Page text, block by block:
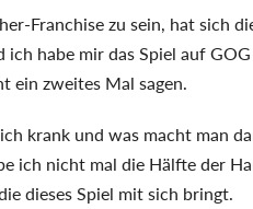
Franchise zu sein, hat sich
habe mir das Spiel auf
ein zweites Mal sagen.
krank und was macht man
ich nicht mal die Hälfte der
dieses Spiel mit sich bringt.